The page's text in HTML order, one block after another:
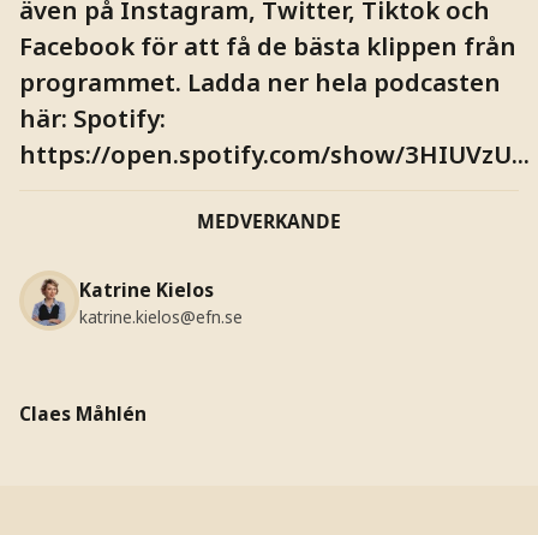
även på Instagram, Twitter, Tiktok och
Facebook för att få de bästa klippen från
programmet. Ladda ner hela podcasten
här: Spotify:
https://open.spotify.com/show/3HIUVzU...
MEDVERKANDE
Katrine Kielos
katrine.kielos@efn.se
Claes Måhlén